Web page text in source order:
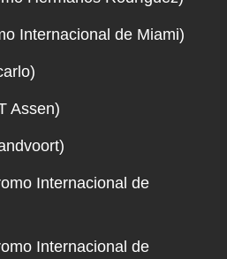
Internacional de Miami)
Assen)
Internacional de
Internacional de